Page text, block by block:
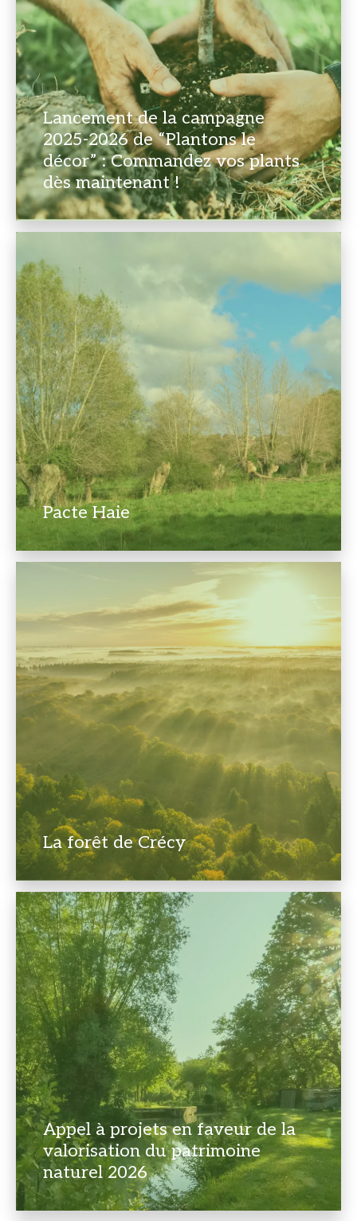
Lancement de la campagne
2025-2026 de “Plantons le
décor” : Commandez vos plants
dès maintenant !
Pacte Haie
La forêt de Crécy
Appel à projets en faveur de la
valorisation du patrimoine
naturel 2026